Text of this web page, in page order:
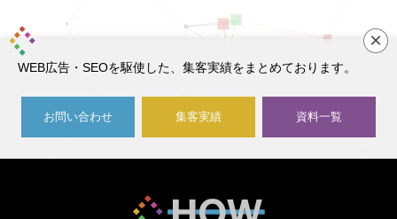
×
WEB広告・SEOを駆使した、集客実績をまとめております。
お問い合わせ 集客実績 資料一覧